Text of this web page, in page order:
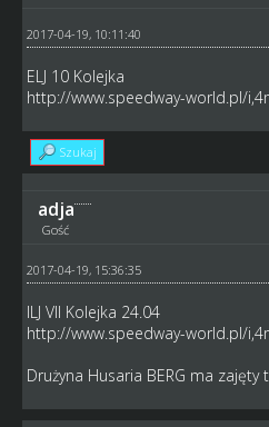
2017-04-19, 10:11:40
ELJ 10 Kolejka
http://www.speedway-world.pl/
Szukaj
adja
Gość
2017-04-19, 15:36:35
ILJ VII Kolejka 24.04
http://www.speedway-world.pl/
Drużyna Husaria BERG ma zajęty